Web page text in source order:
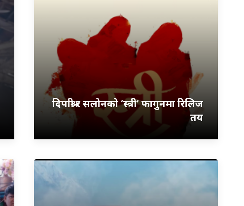
दिपाश्री र सलोनको ‘स्त्री’ फागुनमा रिलिज
तय